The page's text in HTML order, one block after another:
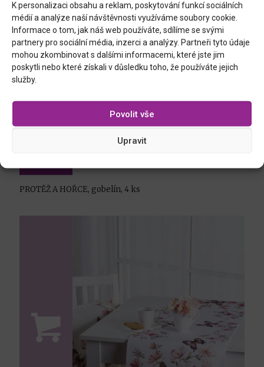
K personalizaci obsahu a reklam, poskytování funkcí sociálních
médií a analýze naší návštěvnosti využíváme soubory cookie.
Informace o tom, jak náš web používáte, sdílíme se svými
partnery pro sociální média, inzerci a analýzy. Partneři tyto údaje
mohou zkombinovat s dalšími informacemi, které jste jim
poskytli nebo které získali v důsledku toho, že používáte jejich
služby.
Povolit vše
Upravit
PROTĚŽ A HOŘCE, gobelín, 4 ks